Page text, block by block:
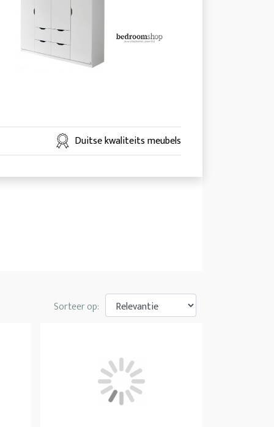
Duitse kwaliteits meubels
Sorteer op: